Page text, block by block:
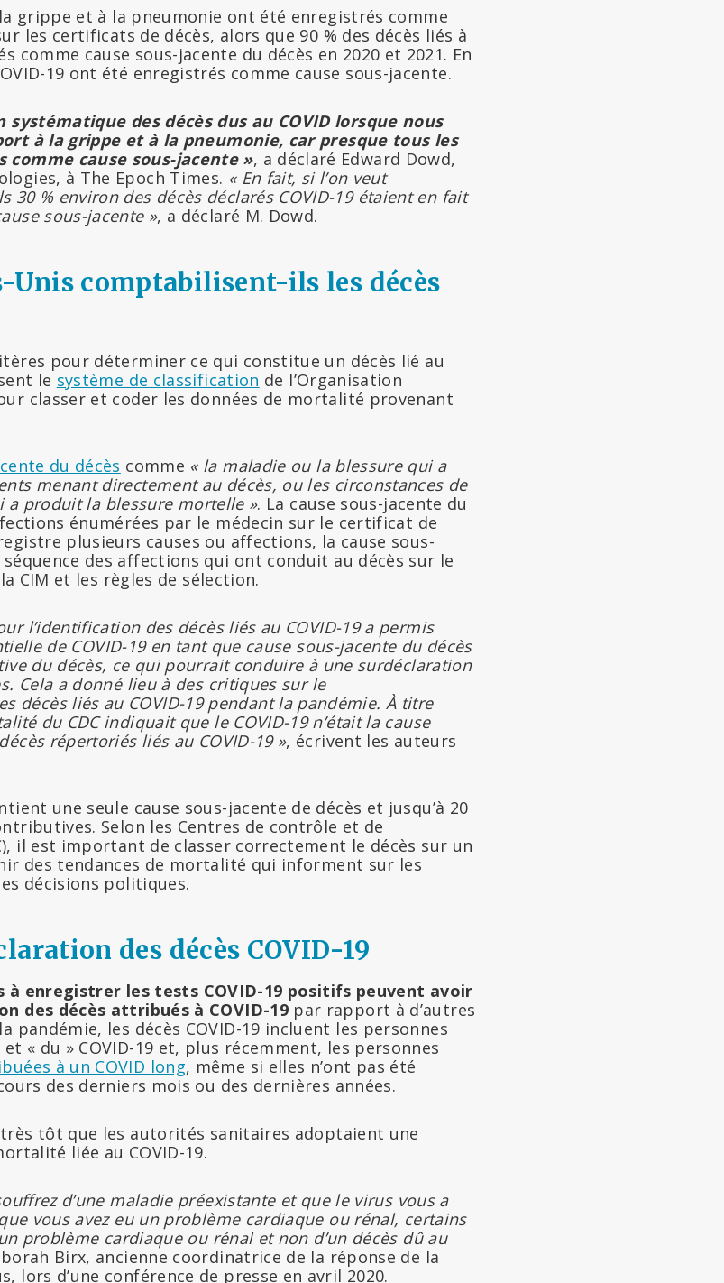
grippe et à la pneumonie ont été enregistrés comme
les certificats de décès, alors que 90 % des décès liés à
comme cause sous-jacente du décès en 2020 et 2021. En
19 ont été enregistrés comme cause sous-jacente.
des décès dus au COVID lorsque nous
à la grippe et à la pneumonie, car presque tous les
comme cause sous-jacente », a déclaré Edward Dowd,
à The Epoch Times. « En fait, si l’on veut
30 % environ des décès déclarés COVID-19 étaient en fait
sous-jacente », a déclaré M. Dowd.
Unis comptabilisent-ils les décès
pour déterminer ce qui constitue un décès lié au
le système de classification de l’Organisation
classer et coder les données de mortalité provenant
du décès comme « la maladie ou la blessure qui a
menant directement au décès, ou les circonstances de
a produit la blessure mortelle ». La cause sous-jacente du
énumérées par le médecin sur le certificat de
plusieurs causes ou affections, la cause sous-
des affections qui ont conduit au décès sur le
CIM et les règles de sélection.
l’identification des décès liés au COVID-19 a permis
de COVID-19 en tant que cause sous-jacente du décès
du décès, ce qui pourrait conduire à une surdéclaration
Cela a donné lieu à des critiques sur le
décès liés au COVID-19 pendant la pandémie. À titre
du CDC indiquait que le COVID-19 n’était la cause
répertoriés liés au COVID-19 », écrivent les auteurs
une seule cause sous-jacente de décès et jusqu’à 20
Selon les Centres de contrôle et de
il est important de classer correctement le décès sur un
des tendances de mortalité qui informent sur les
décisions politiques.
des décès COVID-19
à enregistrer les tests COVID-19 positifs peuvent avoir
des décès attribués à COVID-19par rapport à d’autres
pandémie, les décès COVID-19 incluent les personnes
et « du » COVID-19 et, plus récemment, les personnes
à un COVID long, même si elles n’ont pas été
des derniers mois ou des dernières années.
très tôt que les autorités sanitaires adoptaient une
liée au COVID-19.
d’une maladie préexistante et que le virus vous a
vous avez eu un problème cardiaque ou rénal, certains
problème cardiaque ou rénal et non d’un décès dû au
Birx, ancienne coordinatrice de la réponse de la
lors d’une conférence de presse en avril 2020.